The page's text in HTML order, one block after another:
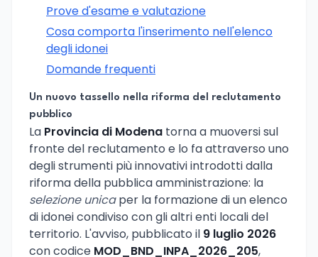
Prove d'esame e valutazione
Cosa comporta l'inserimento nell'elenco
degli idonei
Domande frequenti
Un nuovo tassello nella riforma del reclutamento
pubblico
La Provincia di Modena torna a muoversi sul
fronte del reclutamento e lo fa attraverso uno
degli strumenti più innovativi introdotti dalla
riforma della pubblica amministrazione: la
selezione unicaper la formazione di un elenco
di idonei condiviso con gli altri enti locali del
territorio. L'avviso, pubblicato il 9 luglio 2026
con codice MOD_BND_INPA_2026_205,